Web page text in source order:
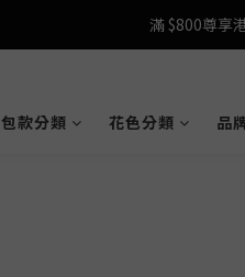
登記成為
滿 $800尊享
包款分類 花色分類 品